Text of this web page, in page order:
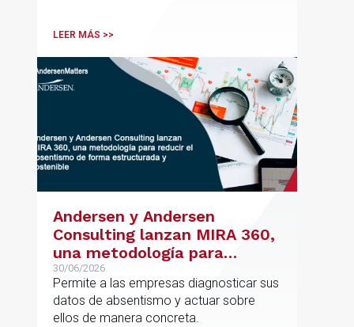
posicionamiento en asesoramiento
LEER MÁS >>
Andersen y Andersen
Consulting lanzan MIRA 360,
una metodología para
reducir el absentismo de
forma estructurada y
sostenible
30/06/2026
Permite a las empresas diagnosticar sus
datos de absentismo y actuar sobre
ellos de manera concreta.